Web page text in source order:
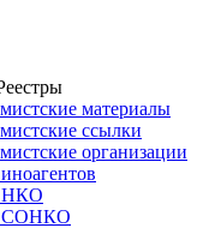
материалы
ссылки
организации
НКО
СОНКО